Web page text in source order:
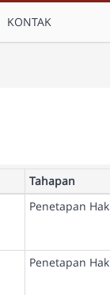
KONTAK
Tahapan
Penetapan Hak
Penetapan Hak